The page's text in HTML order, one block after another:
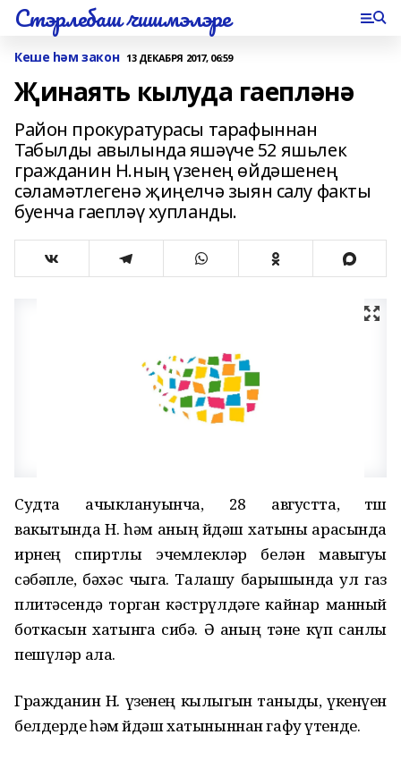
Стэрлебаш чишмэлэре
Кеше һәм закон 13 ДЕКАБРЯ 2017, 06:59
Җинаять кылуда гаепләнә
Район прокуратурасы тарафыннан
Табылды авылында яшәүче 52 яшьлек
гражданин Н.ның үзенең өйдәшенең
сәламәтлегенә җиңелчә зыян салу факты
буенча гаепләү хупланды.
Судта ачыклануынча, 28 августта, төш
вакытында Н. һәм аның өйдәш хатыны арасында
ирнең спиртлы эчемлекләр белән мавыгуы
сәбәпле, бәхәс чыга. Талашу барышында ул газ
плитәсендә торган кәстрүлдәге кайнар манный
боткасын хатынга сибә. Ә аның тәне күп санлы
пешүләр ала.
Гражданин Н. үзенең кылыгын таныды, үкенүен
белдерде һәм өйдәш хатыныннан гафу үтенде.